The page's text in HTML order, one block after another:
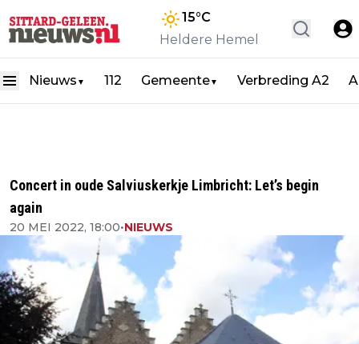
15°C
Heldere Hemel
Nieuws ▼ 112 Gemeente▼ Verbreding A2
Concert in oude Salviuskerkje Limbricht: Let’s begin
again
20 MEI 2022, 18:00•NIEUWS